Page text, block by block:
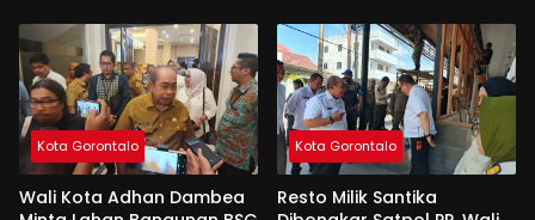
Kota Gorontalo
Wali Kota Adhan Dambea
Kota Gorontalo
Resto Milik Santika